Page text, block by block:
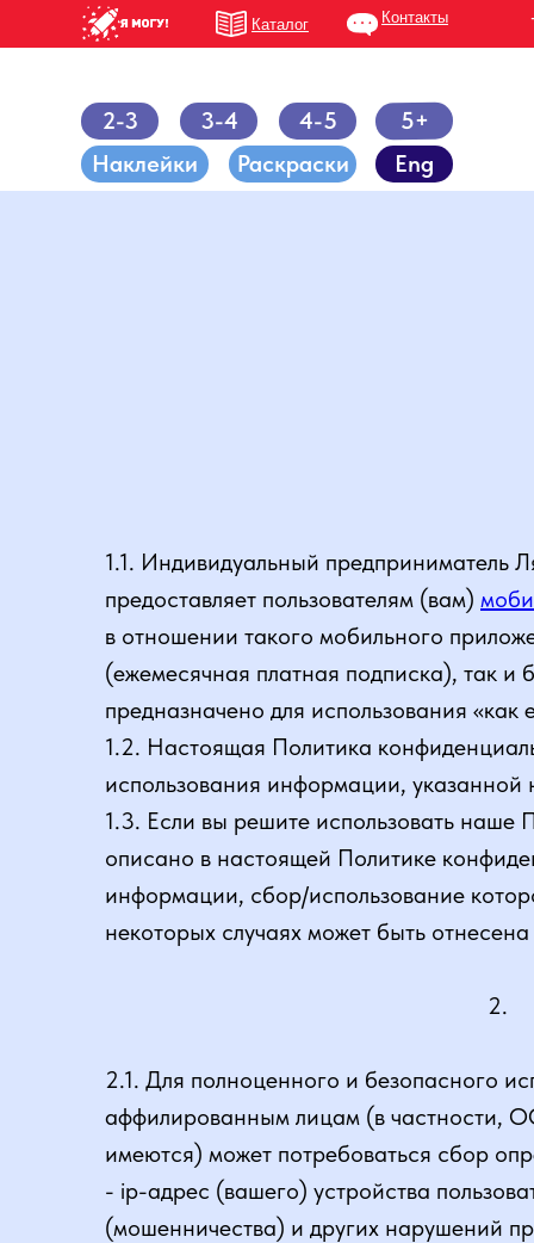
Каталог Контакты
2-3
Наклейки
Раскраски
3-4 4-5 5+
Eng
1.1. Индивидуальный
предоставляет пользователям (вам)
в отношении такого мобильного
(ежемесячная платная подписка), так
предназначено для использования «как
1.2. Настоящая Политика
использования информации, указанной
1.3. Если вы решите использовать
описано в настоящей Политике
информации, сбор/использование
некоторых случаях может быть
2.
2.1. Для полноценного и безопасного
аффилированным лицам (в частности,
имеются) может потребоваться сбор
- ip-адрес (вашего) устройства
(мошенничества) и других нарушений